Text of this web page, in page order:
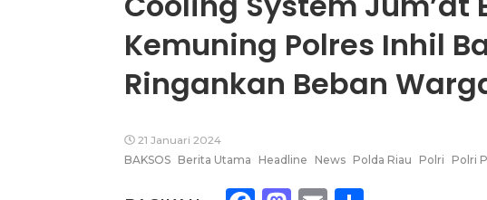
Kemuning Polres Inhil
Ringankan Beban
21 Januari 2024
BAKSOS Berita Utama Headline News Polda Riau Polri Polri